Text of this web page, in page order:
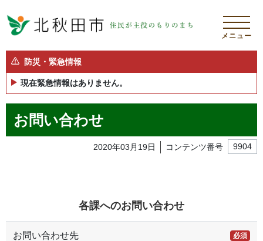
メニュー
防災・緊急情報
現在緊急情報はありません。
お問い合わせ
2020年03月19日 コンテンツ番号 9904
各課へのお問い合わせ
お問い合わせ先 必須